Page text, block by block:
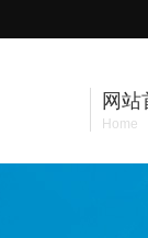
网站
Home